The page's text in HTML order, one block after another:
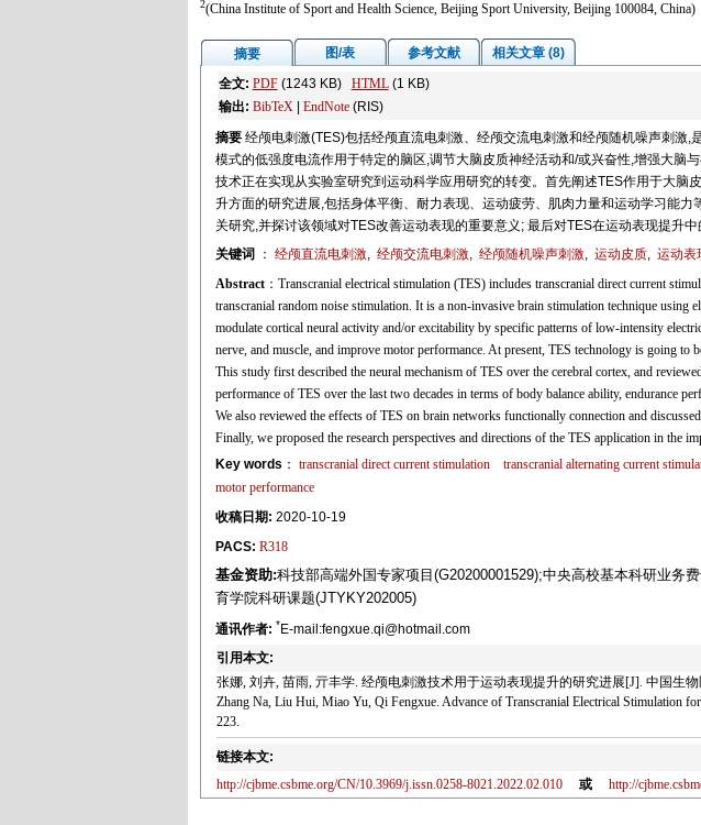
2(China Institute of Sport and Health Science, Beijing Sport University, Beijing 100084, China)
摘要 图/表 参考文献
相关文章 (8)
全文: PDF(1243 KB) HTML(1 KB)
输出: BibTeX| EndNote(RIS)
摘要 经颅电刺激(TES)包括经颅直流电刺激、经颅交流电刺激和经颅随机噪声刺激,
模式的低强度电流作用于特定的脑区,调节大脑皮质神经活动和/或兴奋性,增强大脑
技术正在实现从实验室研究到运动科学应用研究的转变。首先阐述TES作用于大脑
升方面的研究进展,包括身体平衡、耐力表现、运动疲劳、肌肉力量和运动学习能
关研究,并探讨该领域对TES改善运动表现的重要意义; 最后对TES在运动表现提升中
关键词 ： 经颅直流电刺激, 经颅交流电刺激, 经颅随机噪声刺激, 运动皮质, 运动表
Abstract：Transcranial electrical stimulation (TES) includes transcranial direct current
transcranial random noise stimulation. It is a non-invasive brain stimulation technique using
modulate cortical neural activity and/or excitability by specific patterns of low-intensity
nerve, and muscle, and improve motor performance. At present, TES technology is going to
This study first described the neural mechanism of TES over the cerebral cortex, and
performance of TES over the last two decades in terms of body balance ability, endurance
We also reviewed the effects of TES on brain networks functionally connection and
Finally, we proposed the research perspectives and directions of the TES application in the
Key words ： transcranial direct current stimulation transcranial alternating current
motor performance
收稿日期: 2020-10-19
PACS: R318
基金资助:科技部高端外国专家项目(G20200001529);中央高校基本科研业务
育学院科研课题(JTYKY202005)
通讯作者: * E-mail:fengxue.qi@hotmail.com
引用本文:
张娜, 刘卉, 苗雨, 亓丰学. 经颅电刺激技术用于运动表现提升的研究进展[J]. 中国生物
Zhang Na, Liu Hui, Miao Yu, Qi Fengxue. Advance of Transcranial Electrical Stimulation
223.
链接本文:
http://cjbme.csbme.org/CN/10.3969/j.issn.0258-8021.2022.02.010
或 http://